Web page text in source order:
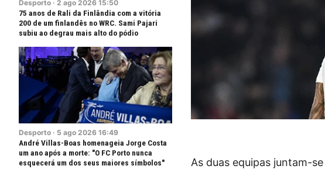
Desporto · 2 ago 2026 15:50
75 anos de Rali da Finlândia com a vitória
200 de um finlandês no WRC. Sami Pajari
subiu ao degrau mais alto do pódio
Desporto · 5 ago 2026 16:49
André Villas-Boas homenageia Jorge Costa
um ano após a morte: "O FC Porto nunca
esquecerá um dos seus maiores símbolos"
As duas equipas juntam-